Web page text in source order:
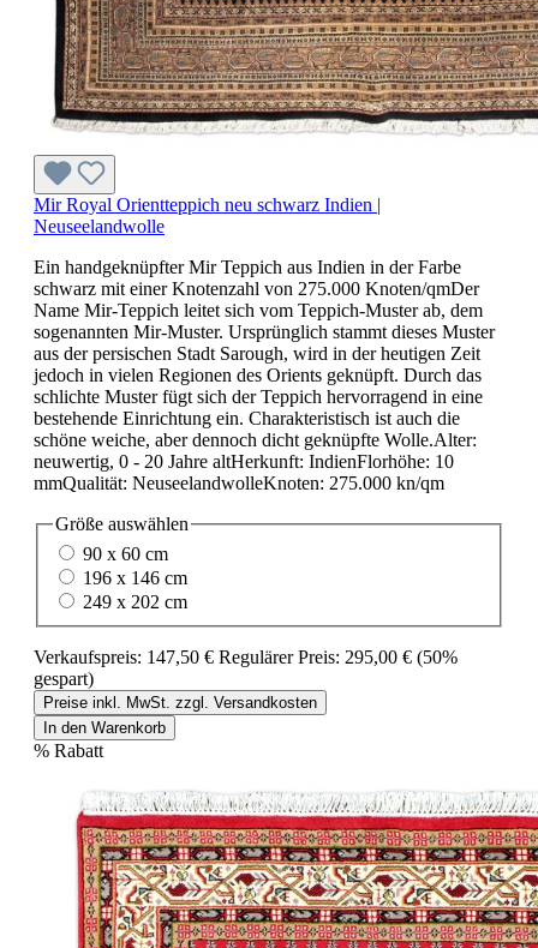
Mir Royal Orientteppich neu schwarz Indien |
Neuseelandwolle
Ein handgeknüpfter Mir Teppich aus Indien in der Farbe
schwarz mit einer Knotenzahl von 275.000 Knoten/qmDer
Name Mir-Teppich leitet sich vom Teppich-Muster ab, dem
sogenannten Mir-Muster. Ursprünglich stammt dieses Muster
aus der persischen Stadt Sarough, wird in der heutigen Zeit
jedoch in vielen Regionen des Orients geknüpft. Durch das
schlichte Muster fügt sich der Teppich hervorragend in eine
bestehende Einrichtung ein. Charakteristisch ist auch die
schöne weiche, aber dennoch dicht geknüpfte Wolle.Alter:
neuwertig, 0 - 20 Jahre altHerkunft: IndienFlorhöhe: 10
mmQualität: NeuseelandwolleKnoten: 275.000 kn/qm
Größe auswählen
90 x 60 cm
196 x 146 cm
249 x 202 cm
Verkaufspreis: 147,50 € Regulärer Preis: 295,00 € (50%
gespart)
Preise inkl. MwSt. zzgl. Versandkosten
In den Warenkorb
% Rabatt